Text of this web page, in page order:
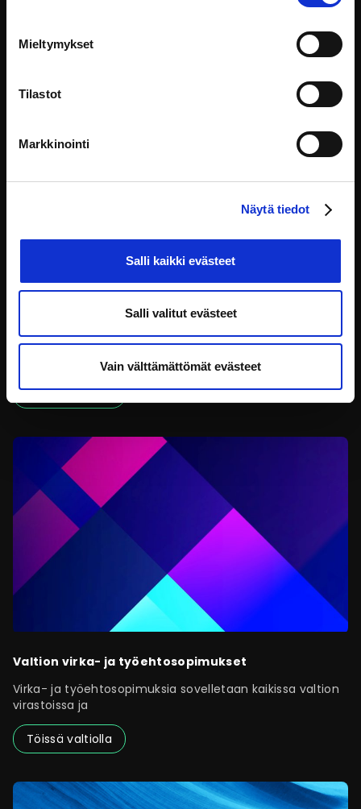
Mieltymykset
Tilastot
Markkinointi
Näytä tiedot
Salli kaikki evästeet
Salli valitut evästeet
Vain välttämättömät evästeet
Asiakaspalvelutilanne voi muodostua uhkaavaksi, kun
Turvallisuus
Hallinnon rakenteet
Hallinnon rakenteiden ja toimintaperiaatteiden
tuntemus kuuluu viran hoidon
Töissä valtiolla
Valtion virka- ja työehtosopimukset
Virka- ja työehtosopimuksia sovelletaan kaikissa valtion
virastoissa ja
Töissä valtiolla